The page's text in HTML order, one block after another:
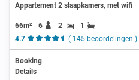
Appartement 2 slaapkamers, met wifi
66m² 6 2
1
4.7
( 145 beoordelingen )
Booking
Details